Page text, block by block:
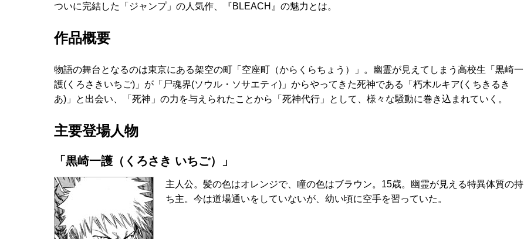
ついに完結した「ジャンプ」の人気作、『BLEACH』の魅力とは。
作品概要
物語の舞台となるのは東京にある架空の町「空座町（からくらちょう）」。幽霊が見えてしまう高校生「黒崎一
護(くろさきいちご)」が「尸魂界(ソウル・ソサエティ)」からやってきた死神である「朽木ルキア(くちきるき
あ)」と出会い、「死神」の力を与えられたことから「死神代行」として、様々な騒動に巻き込まれていく。
主要登場人物
「黒崎一護（くろさき いちご）」
主人公。髪の色はオレンジで、瞳の色はブラウン。15歳。幽霊が見える特異体質の持
ち主。今は道場通いをしていないが、幼い頃に空手を習っていた。